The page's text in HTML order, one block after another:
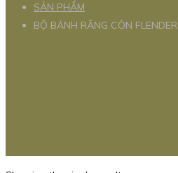
SẢN PHẨM
BỘ BÁNH RĂNG CÔN FLENDER